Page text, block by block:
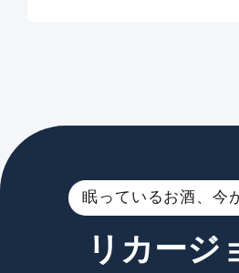
眠っているお酒、今
リカージ